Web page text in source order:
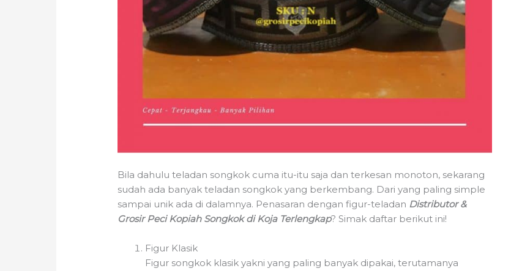
Bila dahulu teladan songkok cuma itu-itu saja dan terkesan monoton, sekarang
sudah ada banyak teladan songkok yang berkembang. Dari yang paling simple
sampai unik ada di dalamnya. Penasaran dengan figur-teladan Distributor &
Grosir Peci Kopiah Songkok di Koja Terlengkap? Simak daftar berikut ini!
Figur Klasik
Figur songkok klasik yakni yang paling banyak dipakai, terutamanya